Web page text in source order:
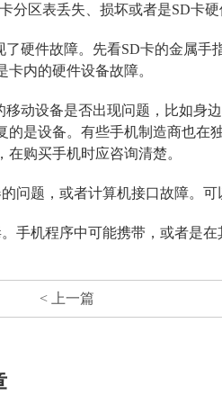
分区表丢失、损坏或者是SD卡硬
了硬件故障。先看SD卡的金属
卡内的硬件设备故障。
移动设备是否出现问题，比如身
的是设备。有些手机制造商也在
在购买手机时应咨询清楚。
问题，或者计算机接口故障。
手机程序中可能携带，或者是在
< 上一篇